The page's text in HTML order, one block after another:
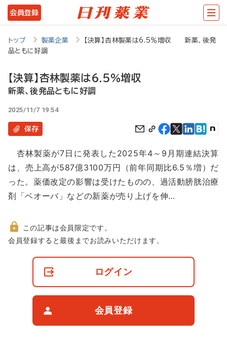
メ
イ
テ
ツ
に
動
会員登録
トップ 製薬企業
【決算】杏林製薬は6.5％増収 新薬、後発
品ともに好調
【決算】杏林製薬は6.5％増収
新薬、後発品ともに好調
2025/11/7 19:54
保存
杏林製薬が7日に発表した2025年4～9月期連結決算
は、売上高が587億3100万円（前年同期比6.5％増）だ
った。薬価改定の影響は受けたものの、過活動膀胱治療
剤「ベオーバ」などの新薬が売り上げを伸…
非
この記事は会員限定です。
会員登録すると最後までお読みいただけます。
ログイン
会員登録